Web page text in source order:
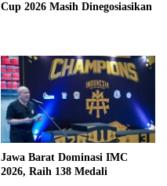
Cup 2026 Masih Dinegosiasikan
Jawa Barat Dominasi IMC
2026, Raih 138 Medali